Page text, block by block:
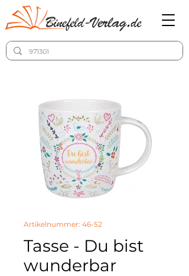
Artikelnummer: 46-52
Tasse - Du bist
wunderbar